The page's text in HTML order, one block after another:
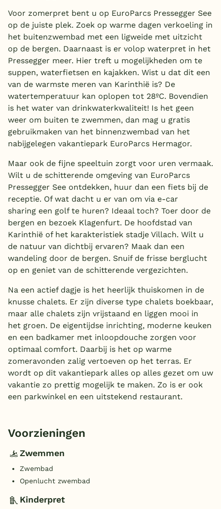
Voor zomerpret bent u op EuroParcs Pressegger See
op de juiste plek. Zoek op warme dagen verkoeling in
het buitenzwembad met een ligweide met uitzicht
op de bergen. Daarnaast is er volop waterpret in het
Pressegger meer. Hier treft u mogelijkheden om te
suppen, waterfietsen en kajakken. Wist u dat dit een
van de warmste meren van Karinthië is? De
watertemperatuur kan oplopen tot 28ºC. Bovendien
is het water van drinkwaterkwaliteit! Is het geen
weer om buiten te zwemmen, dan mag u gratis
gebruikmaken van het binnenzwembad van het
nabijgelegen vakantiepark EuroParcs Hermagor.
Maar ook de fijne speeltuin zorgt voor uren vermaak.
Wilt u de schitterende omgeving van EuroParcs
Pressegger See ontdekken, huur dan een fiets bij de
receptie. Of wat dacht u er van om via e-car
sharing een golf te huren? Ideaal toch? Toer door de
bergen en bezoek Klagenfurt. De hoofdstad van
Karinthië of het karakteristiek stadje Villach. Wilt u
de natuur van dichtbij ervaren? Maak dan een
wandeling door de bergen. Snuif de frisse berglucht
op en geniet van de schitterende vergezichten.
Na een actief dagje is het heerlijk thuiskomen in de
knusse chalets. Er zijn diverse type chalets boekbaar,
maar alle chalets zijn vrijstaand en liggen mooi in
het groen. De eigentijdse inrichting, moderne keuken
en een badkamer met inloopdouche zorgen voor
optimaal comfort. Daarbij is het op warme
zomeravonden zalig vertoeven op het terras. Er
wordt op dit vakantiepark alles op alles gezet om uw
vakantie zo prettig mogelijk te maken. Zo is er ook
een parkwinkel en een uitstekend restaurant.
Voorzieningen
Zwemmen
Zwembad
Openlucht zwembad
Kinderpret